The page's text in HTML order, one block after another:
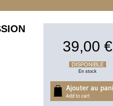
39,00 €
DISPONIBLE
En stock